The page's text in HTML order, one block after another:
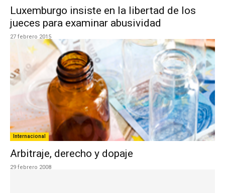
Luxemburgo insiste en la libertad de los
jueces para examinar abusividad
27 febrero 2015
Internacional
Arbitraje, derecho y dopaje
29 febrero 2008